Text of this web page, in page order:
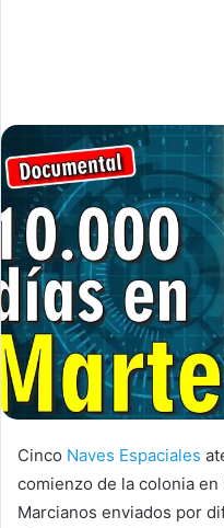
Cinco Naves Espaciales
comienzo de la colonia
Marcianos enviados por